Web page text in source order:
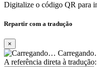
Digitalize o código QR para
Repartir com a tradução
×
A referência direta à tradução: